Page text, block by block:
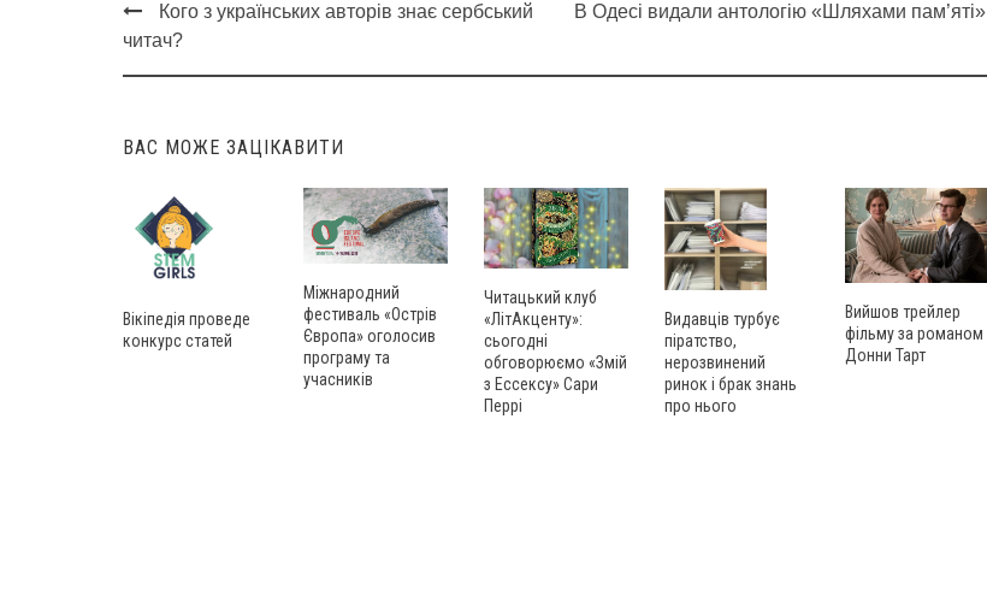
Post
navigation
Кого з українських авторів знає сербський
читач?
В Одесі видали антологію «Шляхами пам’яті»
ВАС МОЖЕ ЗАЦІКАВИТИ
Вікіпедія проведе
конкурс статей
Міжнародний
фестиваль «Острів
Європа» оголосив
програму та
учасників
Читацький клуб
«ЛітАкценту»:
сьогодні
обговорюємо «Змій
з Ессексу» Сари
Перрі
Видавців турбує
піратство,
нерозвинений
ринок і брак знань
про нього
Вийшов трейлер
фільму за романом
Донни Тарт